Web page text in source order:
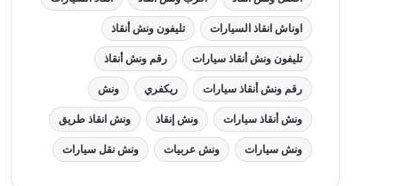
اوناش انقاذ السيارات تليفون ونش أنقاذ
تليفون ونش أنقاذ سيارات رقم ونش أنقاذ
رقم ونش أنقاذ سيارات ريكفري ونش
ونش أنقاذ سيارات ونش إنقاذ ونش انقاذ طريق
ونش سيارات ونش عربيات ونش نقل سيارات